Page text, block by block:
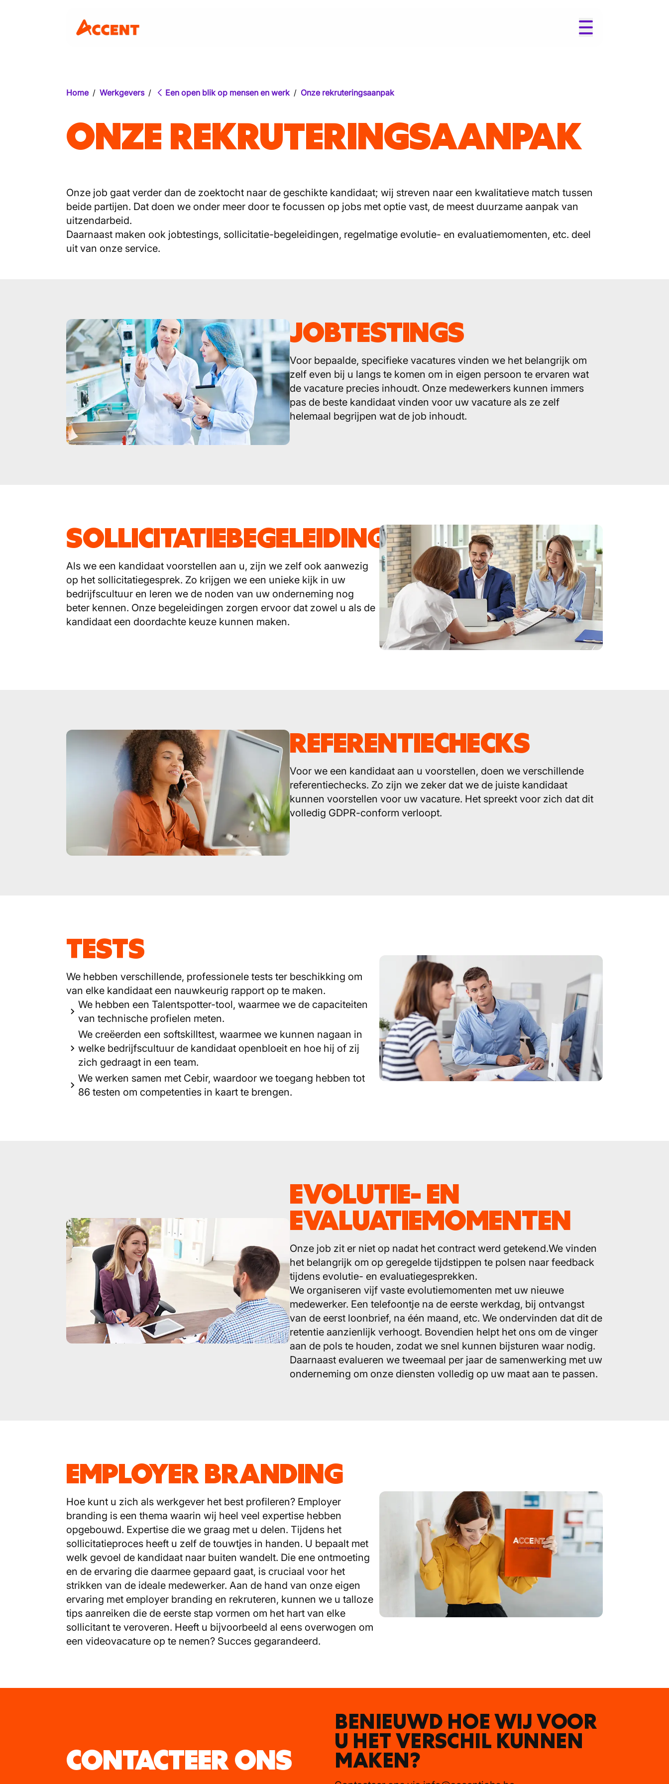
Home / Werkgevers / Een open blik op mensen en werk / Onze rekruteringsaanpak
ONZE REKRUTERINGSAANPAK
Onze job gaat verder dan de zoektocht naar de geschikte kandidaat; wij streven naar een kwalitatieve match tussen
beide partijen. Dat doen we onder meer door te focussen op jobs met optie vast, de meest duurzame aanpak van
uitzendarbeid.
Daarnaast maken ook jobtestings, sollicitatie-begeleidingen, regelmatige evolutie- en evaluatiemomenten, etc. deel
uit van onze service.
JOBTESTINGS
Voor bepaalde, specifieke vacatures vinden we het belangrijk om
zelf even bij u langs te komen om in eigen persoon te ervaren wat
de vacature precies inhoudt. Onze medewerkers kunnen immers
pas de beste kandidaat vinden voor uw vacature als ze zelf
helemaal begrijpen wat de job inhoudt.
SOLLICITATIEBEGELEIDINGEN
Als we een kandidaat voorstellen aan u, zijn we zelf ook aanwezig
op het sollicitatiegesprek. Zo krijgen we een unieke kijk in uw
bedrijfscultuur en leren we de noden van uw onderneming nog
beter kennen. Onze begeleidingen zorgen ervoor dat zowel u als de
kandidaat een doordachte keuze kunnen maken.
REFERENTIECHECKS
Voor we een kandidaat aan u voorstellen, doen we verschillende
referentiechecks. Zo zijn we zeker dat we de juiste kandidaat
kunnen voorstellen voor uw vacature. Het spreekt voor zich dat dit
volledig GDPR-conform verloopt.
TESTS
We hebben verschillende, professionele tests ter beschikking om
van elke kandidaat een nauwkeurig rapport op te maken.
We hebben een Talentspotter-tool, waarmee we de capaciteiten
van technische profielen meten.
We creëerden een softskilltest, waarmee we kunnen nagaan in
welke bedrijfscultuur de kandidaat openbloeit en hoe hij of zij
zich gedraagt in een team.
We werken samen met Cebir, waardoor we toegang hebben tot
86 testen om competenties in kaart te brengen.
EVOLUTIE- EN
EVALUATIEMOMENTEN
Onze job zit er niet op nadat het contract werd getekend.We vinden
het belangrijk om op geregelde tijdstippen te polsen naar feedback
tijdens evolutie- en evaluatiegesprekken.
We organiseren vijf vaste evolutiemomenten met uw nieuwe
medewerker. Een telefoontje na de eerste werkdag, bij ontvangst
van de eerst loonbrief, na één maand, etc. We ondervinden dat dit de
retentie aanzienlijk verhoogt. Bovendien helpt het ons om de vinger
aan de pols te houden, zodat we snel kunnen bijsturen waar nodig.
Daarnaast evalueren we tweemaal per jaar de samenwerking met uw
onderneming om onze diensten volledig op uw maat aan te passen.
EMPLOYER BRANDING
Hoe kunt u zich als werkgever het best profileren? Employer
branding is een thema waarin wij heel veel expertise hebben
opgebouwd. Expertise die we graag met u delen. Tijdens het
sollicitatieproces heeft u zelf de touwtjes in handen. U bepaalt met
welk gevoel de kandidaat naar buiten wandelt. Die ene ontmoeting
en de ervaring die daarmee gepaard gaat, is cruciaal voor het
strikken van de ideale medewerker. Aan de hand van onze eigen
ervaring met employer branding en rekruteren, kunnen we u talloze
tips aanreiken die de eerste stap vormen om het hart van elke
sollicitant te veroveren. Heeft u bijvoorbeeld al eens overwogen om
een videovacature op te nemen? Succes gegarandeerd.
CONTACTEER ONS
BENIEUWD HOE WIJ VOOR
U HET VERSCHIL KUNNEN
MAKEN?